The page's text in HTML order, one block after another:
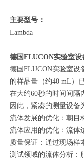
主要型号：
Lambda
德国FLUCON实验室
德国 FLUCON实验室设
的样品量（约40 mL）
在大约60秒的时间间隔
因此，紧凑的测量设备
流体发展的优化：朝目
流体应用的优化：流体
质量保证：通过现场样
测试领域的流体分析：